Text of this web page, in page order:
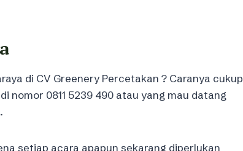
di CV Greenery Percetakan ? Caranya cukup
nomor 0811 5239 490 atau yang mau datang
setiap acara apapun sekarang diperlukan